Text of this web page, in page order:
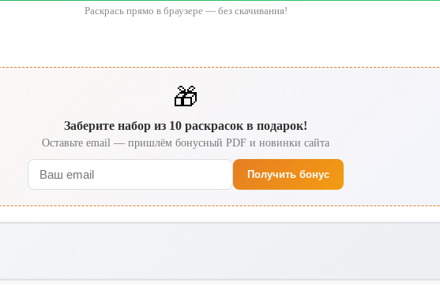
Раскрась прямо в браузере — без скачивания!
🎁
Заберите набор из 10 раскрасок в подарок!
Оставьте email — пришлём бонусный PDF и новинки сайта
Получить бонус